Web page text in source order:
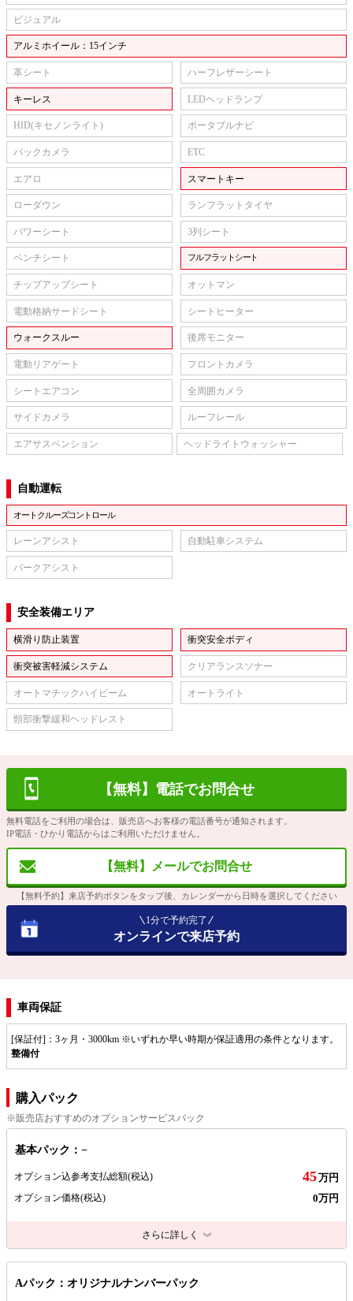
ビジュアル
アルミホイール：15インチ
革シート ハーフレザーシート
キーレス LEDヘッドランプ
HID(キセノンライト) ポータブルナビ
バックカメラ ETC
エアロ スマートキー
ローダウン ランフラットタイヤ
パワーシート 3列シート
ベンチシート フルフラットシート
チップアップシート オットマン
電動格納サードシート シートヒーター
ウォークスルー 後席モニター
電動リアゲート フロントカメラ
シートエアコン 全周囲カメラ
サイドカメラ ルーフレール
エアサスペンション ヘッドライトウォッシャー
自動運転
オートクルーズコントロール
レーンアシスト 自動駐車システム
パークアシスト
安全装備エリア
横滑り防止装置 衝突安全ボディ
衝突被害軽減システム クリアランスソナー
オートマチックハイビーム オートライト
頸部衝撃緩和ヘッドレスト
【無料】電話でお問合せ
無料電話をご利用の場合は、販売店へお客様の電話番号が通知されます。
IP電話・ひかり電話からはご利用いただけません。
【無料】メールでお問合せ
【無料予約】来店予約ボタンをタップ後、カレンダーから日時を選択してください
1分で予約完了
オンラインで来店予約
車両保証
[保証付]：3ヶ月・3000km ※いずれか早い時期が保証適用の条件となります。
整備付
購入パック
※販売店おすすめのオプションサービスパック
基本パック：−
オプション込参考支払総額(税込) 45万円
オプション価格(税込) 0万円
さらに詳しく
Aパック：オリジナルナンバーパック